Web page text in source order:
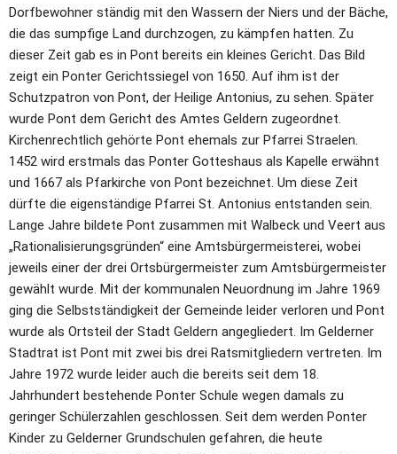
Dorfbewohner ständig mit den Wassern der Niers und der Bäche,
die das sumpfige Land durchzogen, zu kämpfen hatten. Zu
dieser Zeit gab es in Pont bereits ein kleines Gericht. Das Bild
zeigt ein Ponter Gerichtssiegel von 1650. Auf ihm ist der
Schutzpatron von Pont, der Heilige Antonius, zu sehen. Später
wurde Pont dem Gericht des Amtes Geldern zugeordnet.
Kirchenrechtlich gehörte Pont ehemals zur Pfarrei Straelen.
1452 wird erstmals das Ponter Gotteshaus als Kapelle erwähnt
und 1667 als Pfarkirche von Pont bezeichnet. Um diese Zeit
dürfte die eigenständige Pfarrei St. Antonius entstanden sein.
Lange Jahre bildete Pont zusammen mit Walbeck und Veert aus
„Rationalisierungsgründen“ eine Amtsbürgermeisterei, wobei
jeweils einer der drei Ortsbürgermeister zum Amtsbürgermeister
gewählt wurde. Mit der kommunalen Neuordnung im Jahre 1969
ging die Selbstständigkeit der Gemeinde leider verloren und Pont
wurde als Ortsteil der Stadt Geldern angegliedert. Im Gelderner
Stadtrat ist Pont mit zwei bis drei Ratsmitgliedern vertreten. Im
Jahre 1972 wurde leider auch die bereits seit dem 18.
Jahrhundert bestehende Ponter Schule wegen damals zu
geringer Schülerzahlen geschlossen. Seit dem werden Ponter
Kinder zu Gelderner Grundschulen gefahren, die heute